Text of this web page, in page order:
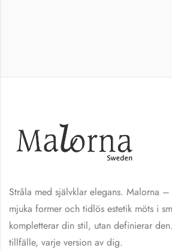
Stråla med självklar elegans. Malorna
mjuka former och tidlös estetik möts i
kompletterar din stil, utan definierar
tillfälle, varje version av dig.